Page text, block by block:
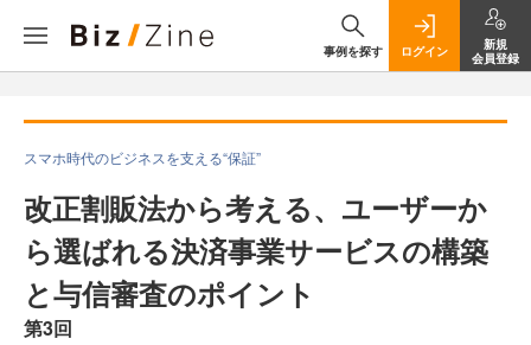
事例を探す ログイン
新規
会員登録
スマホ時代のビジネスを支える“保証”
改正割販法から考える、ユーザーか
ら選ばれる決済事業サービスの構築
と与信審査のポイント
第3回